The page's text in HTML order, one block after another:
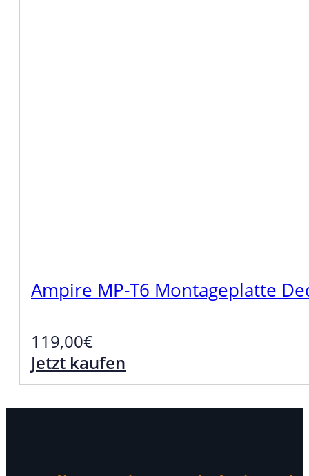
Ampire MP-T6 Montageplatte
119,00€
Jetzt kaufen